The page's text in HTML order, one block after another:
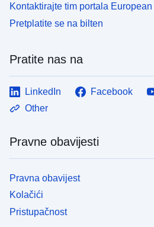
Kontaktirajte tim portala European
Pretplatite se na bilten
Pratite nas na
LinkedIn Facebook
Other
Pravne obavijesti
Pravna obavijest
Kolačići
Pristupačnost